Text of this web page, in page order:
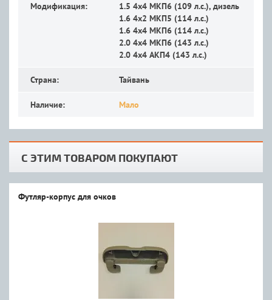
Модификация:
1.5 4x4 MКП6 (109 л.с.), дизель
1.6 4x2 MКП5 (114 л.с.)
1.6 4x4 MКП6 (114 л.с.)
2.0 4x4 MКП6 (143 л.с.)
2.0 4x4 АКП4 (143 л.с.)
Страна: Тайвань
Наличие: Мало
С ЭТИМ ТОВАРОМ ПОКУПАЮТ
Футляр-корпус для очков